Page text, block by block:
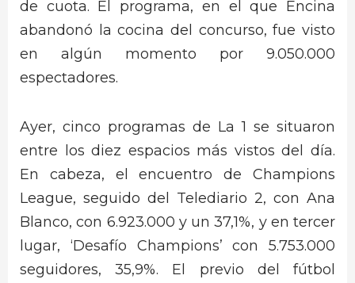
de cuota. El programa, en el que Encina
abandonó la cocina del concurso, fue visto
en algún momento por 9.050.000
espectadores.
Ayer, cinco programas de La 1 se situaron
entre los diez espacios más vistos del día.
En cabeza, el encuentro de Champions
League, seguido del Telediario 2, con Ana
Blanco, con 6.923.000 y un 37,1%, y en tercer
lugar, ‘Desafío Champions’ con 5.753.000
seguidores, 35,9%. El previo del fútbol